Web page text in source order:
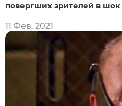
повергших зрителей в шок
11 Фев. 2021